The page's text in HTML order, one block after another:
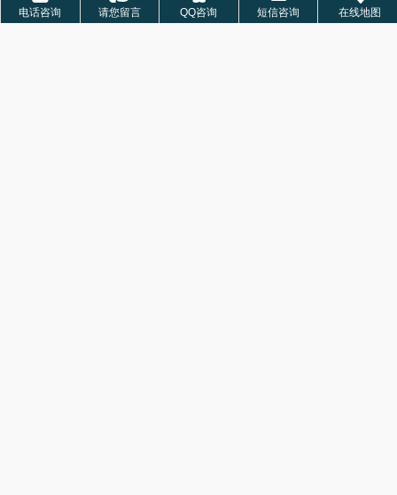
重庆市永川区丰祥渔业有限公司于2017年引进俄罗斯金草鱼
电话咨询 请您留言 QQ咨询 短信咨询 在线地图